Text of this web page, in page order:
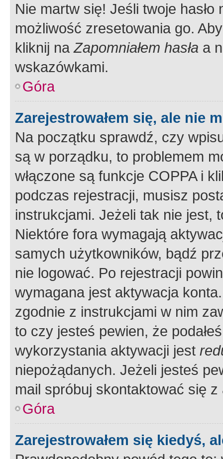
Nie martw się! Jeśli twoje
możliwość zresetowania go.
kliknij naZapomniałem hasła a
wskazówkami.
Góra
Zarejestrowałem się, ale nie
Na początku sprawdź, czy
są w porządku, to problemem
włączone są funkcje COPPA i
podczas rejestracji, musisz
instrukcjami. Jeżeli tak nie jest,
Niektóre fora wymagają
samych użytkowników, bądź
nie logować. Po rejestracji
wymagana jest aktywacja
zgodnie z instrukcjami w nim
to czy jesteś pewien, że
wykorzystania aktywacji jest
niepożądanych. Jeżeli jesteś
mail spróbuj skontaktować się
Góra
Zarejestrowałem się kiedyś,